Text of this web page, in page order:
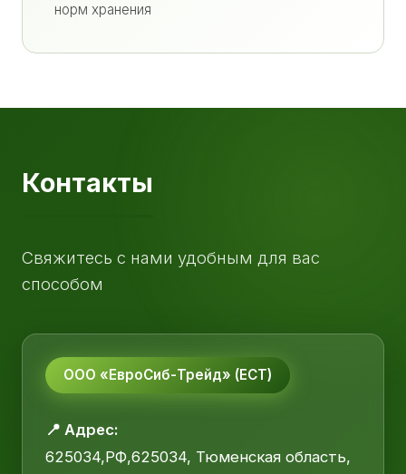
норм хранения
Контакты
Свяжитесь с нами удобным для вас
способом
ООО «ЕвроСиб-Трейд» (ЕСТ)
📍 Адрес:
625034,РФ,625034, Тюменская область,